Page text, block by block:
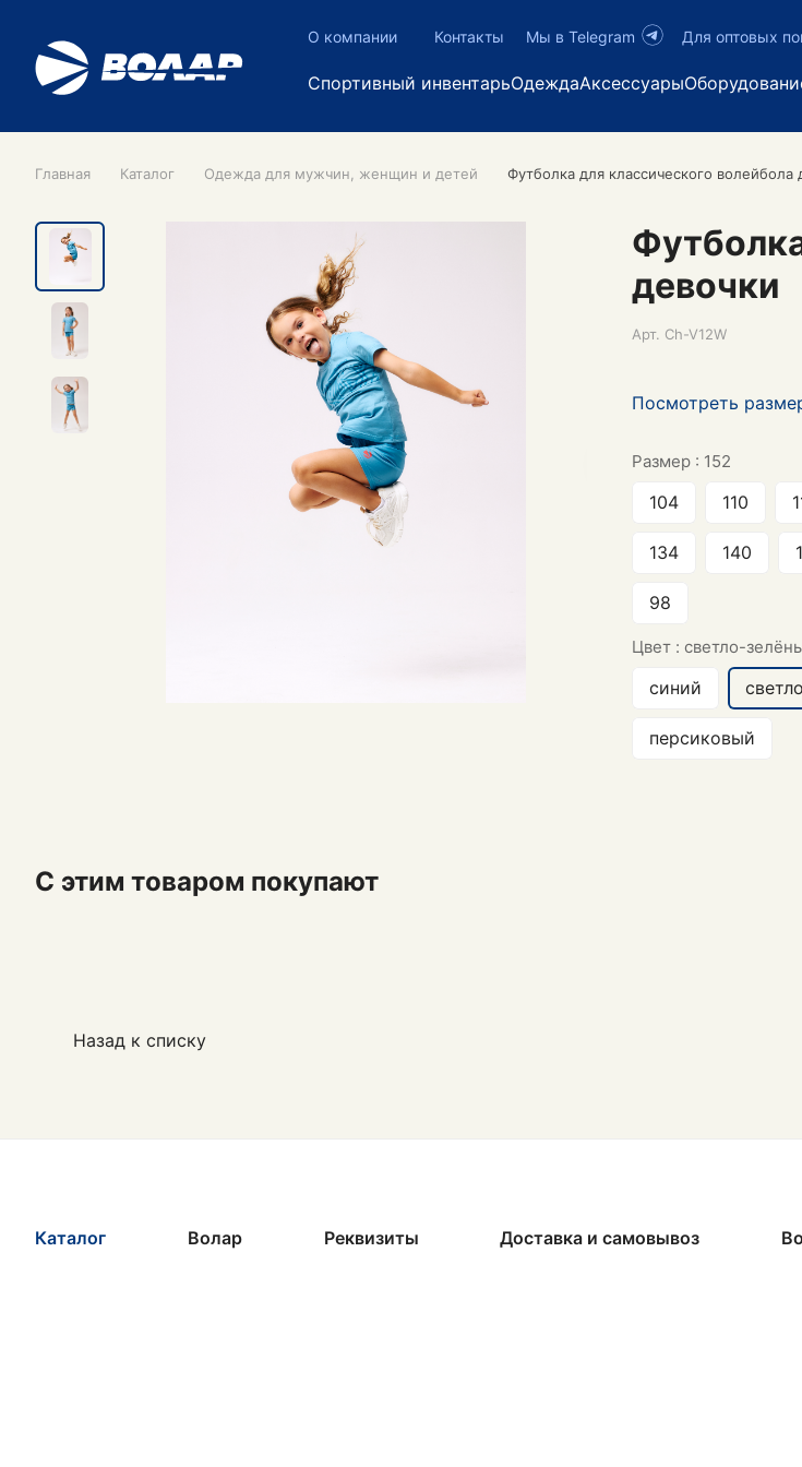
О компании Контакты Мы в Telegram Для оптовых
Спортивный инвентарьОдеждаАксессуары
Главная Каталог Одежда для мужчин, женщин и детей Футболка для классического волейбола
девочки
Арт. Ch-V12W
Посмотреть
Размер : 152
104 110
134 140
98
Цвет : светло-
синий
персиковый
С этим товаром покупают
Назад к списку
Каталог Волар Реквизиты Доставка и самовывоз